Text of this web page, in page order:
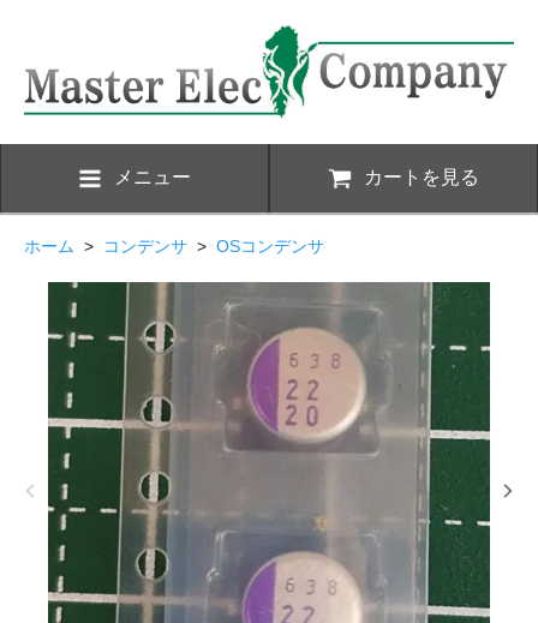
メニュー カートを見る
ホーム > コンデンサ > OSコンデンサ